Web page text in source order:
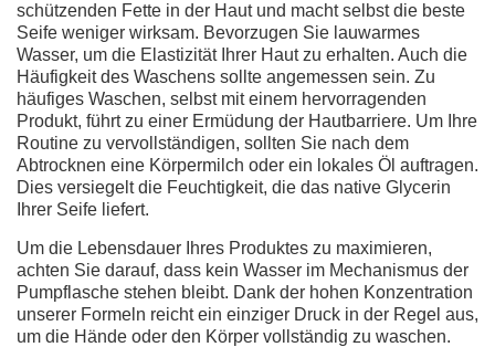
schützenden Fette in der Haut und macht selbst die beste
Seife weniger wirksam. Bevorzugen Sie lauwarmes
Wasser, um die Elastizität Ihrer Haut zu erhalten. Auch die
Häufigkeit des Waschens sollte angemessen sein. Zu
häufiges Waschen, selbst mit einem hervorragenden
Produkt, führt zu einer Ermüdung der Hautbarriere. Um Ihre
Routine zu vervollständigen, sollten Sie nach dem
Abtrocknen eine Körpermilch oder ein lokales Öl auftragen.
Dies versiegelt die Feuchtigkeit, die das native Glycerin
Ihrer Seife liefert.
Um die Lebensdauer Ihres Produktes zu maximieren,
achten Sie darauf, dass kein Wasser im Mechanismus der
Pumpflasche stehen bleibt. Dank der hohen Konzentration
unserer Formeln reicht ein einziger Druck in der Regel aus,
um die Hände oder den Körper vollständig zu waschen.